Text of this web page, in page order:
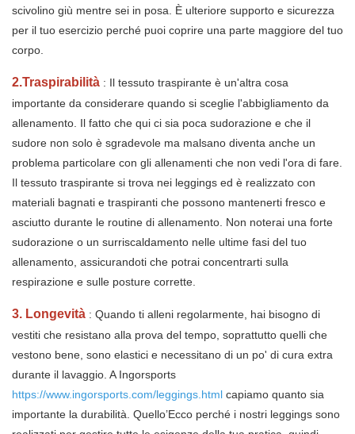
scivolino giù mentre sei in posa. È ulteriore supporto e sicurezza
per il tuo esercizio perché puoi coprire una parte maggiore del tuo
corpo.
2.Traspirabilità : Il tessuto traspirante è un'altra cosa
importante da considerare quando si sceglie l'abbigliamento da
allenamento. Il fatto che qui ci sia poca sudorazione e che il
sudore non solo è sgradevole ma malsano diventa anche un
problema particolare con gli allenamenti che non vedi l'ora di fare.
Il tessuto traspirante si trova nei leggings ed è realizzato con
materiali bagnati e traspiranti che possono mantenerti fresco e
asciutto durante le routine di allenamento. Non noterai una forte
sudorazione o un surriscaldamento nelle ultime fasi del tuo
allenamento, assicurandoti che potrai concentrarti sulla
respirazione e sulle posture corrette.
3. Longevità : Quando ti alleni regolarmente, hai bisogno di
vestiti che resistano alla prova del tempo, soprattutto quelli che
vestono bene, sono elastici e necessitano di un po' di cura extra
durante il lavaggio. A Ingorsports
https://www.ingorsports.com/leggings.html capiamo quanto sia
importante la durabilità. Quello’Ecco perché i nostri leggings sono